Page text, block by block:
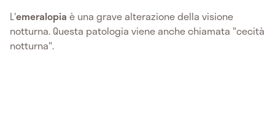
L'emeralopia è una grave alterazione della visione
notturna. Questa patologia viene anche chiamata "cecità
notturna".